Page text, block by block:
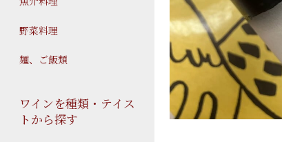
野菜料理
麺、ご飯類
ワインを種類・テイス
トから探す